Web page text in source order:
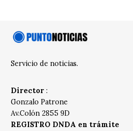
Servicio de noticias.
Director :
Gonzalo Patrone
Av.Colón 2855 9D
REGISTRO DNDA en trámite